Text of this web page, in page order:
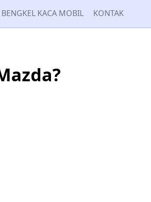
BENGKEL KACA MOBIL KONTAK